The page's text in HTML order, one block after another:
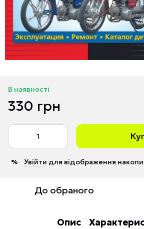
В наявності
330 грн
% Увійти для відображення
До обраного
Опис